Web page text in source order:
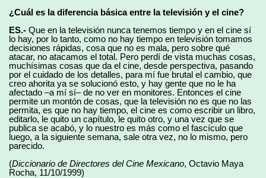
¿Cuál es la diferencia básica entre la televisión y el cine?
ES.- Que en la televisión nunca tenemos tiempo y en el cine sí
lo hay, por lo tanto, como no hay tiempo en televisión tomamos
decisiones rápidas, cosa que no es mala, pero sobre qué
atacar, no atacamos el total. Pero perdí de vista muchas cosas,
muchísimas cosas que da el cine, desde perspectiva, pasando
por el cuidado de los detalles, para mí fue brutal el cambio, que
creo ahorita ya se solucionó esto, y hay gente que no le ha
afectado –a mí sí– de no ver en monitores. Entonces el cine
permite un montón de cosas, que la televisión no es que no las
permita, es que no hay tiempo, el cine es como escribir un libro,
editarlo, le quito un capítulo, le quito otro, y una vez que se
publica se acabó, y lo nuestro es más como el fascículo que
luego, a la siguiente semana, sale otra vez, no lo mismo, pero
parecido.
(Diccionario de Directores del Cine Mexicano, Octavio Maya
Rocha, 11/10/1999)